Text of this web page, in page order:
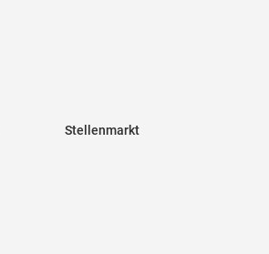
Stellenmarkt